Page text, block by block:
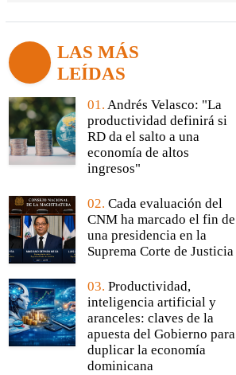
LAS MÁS
LEÍDAS
01. Andrés Velasco: "La
productividad definirá si
RD da el salto a una
economía de altos
ingresos"
02. Cada evaluación del
CNM ha marcado el fin de
una presidencia en la
Suprema Corte de Justicia
03. Productividad,
inteligencia artificial y
aranceles: claves de la
apuesta del Gobierno para
duplicar la economía
dominicana